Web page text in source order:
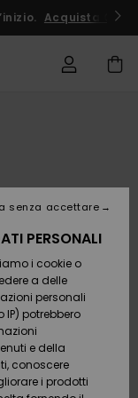
Acquista Ora
PERSONALI
i cookie o
a delle
personali
potrebbero
e della
conoscere
i prodotti
senza accettare